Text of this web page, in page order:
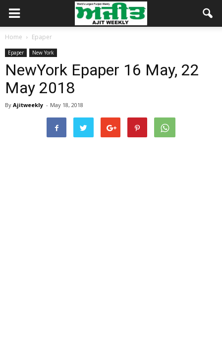
Home Epaper
Epaper New York
NewYork Epaper 16 May, 22
May 2018
By Ajitweekly - May 18, 2018